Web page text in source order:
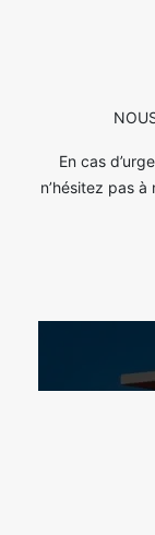
En cas
n’hésitez pas